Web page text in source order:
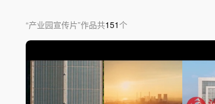
“产业园宣传片”作品共151 个